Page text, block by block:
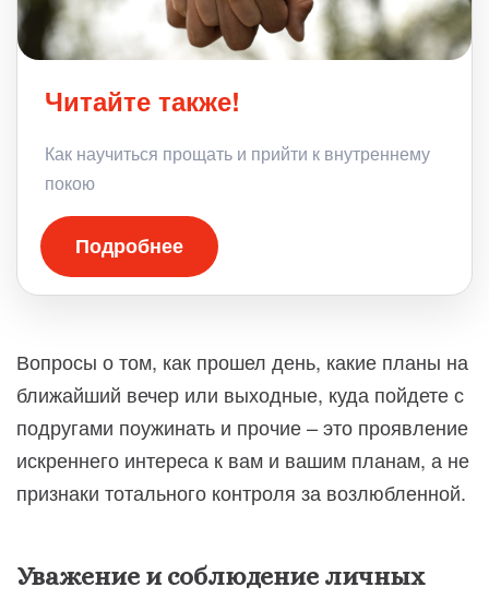
Читайте также!
Как научиться прощать и прийти к внутреннему
покою
Подробнее
Вопросы о том, как прошел день, какие планы на
ближайший вечер или выходные, куда пойдете с
подругами поужинать и прочие – это проявление
искреннего интереса к вам и вашим планам, а не
признаки тотального контроля за возлюбленной.
Уважение и соблюдение личных